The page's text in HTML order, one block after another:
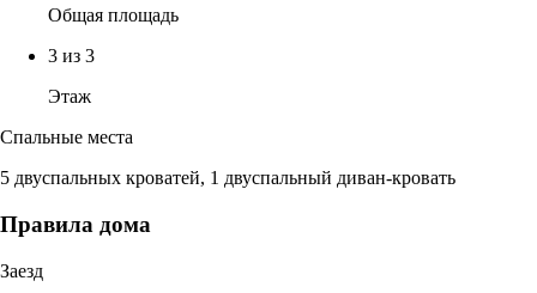
Общая площадь
3 из 3
Этаж
Спальные места
5 двуспальных кроватей, 1 двуспальный диван-кровать
Правила дома
Заезд